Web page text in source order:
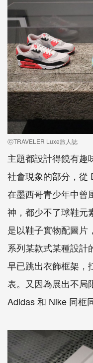
ⓒTRAVELER Luxe旅人誌
主題都設計得饒有趣
社會現象的部分，從
在墨西哥青少年中曾
神，都少不了球鞋元
是以鞋子實物配圖片
系列某款式某種設計
早已跳出衣飾框架，
表。又因為展出不局
Adidas 和 Nike 同框